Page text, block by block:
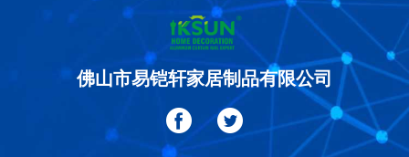
佛山市易铠轩家居制品有限公司